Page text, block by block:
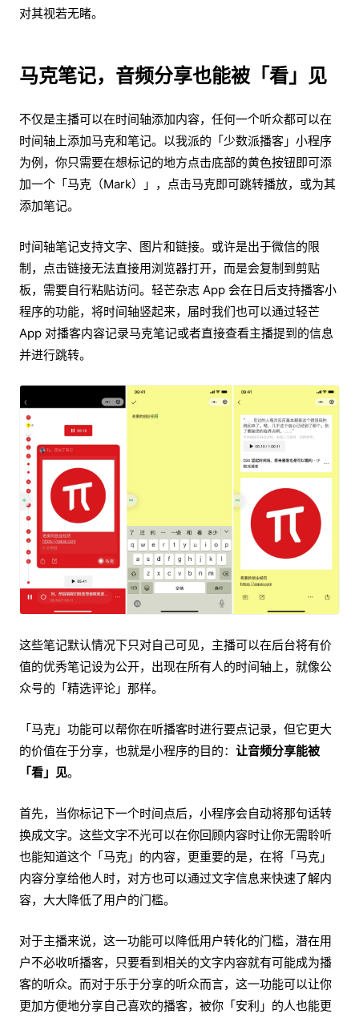
对其视若无睹。
马克笔记，音频分享也能被「看」见
不仅是主播可以在时间轴添加内容，任何一个听众都可以在
时间轴上添加马克和笔记。以我派的「少数派播客」小程序
为例，你只需要在想标记的地方点击底部的黄色按钮即可添
加一个「马克（Mark）」，点击马克即可跳转播放，或为其
添加笔记。
时间轴笔记支持文字、图片和链接。或许是出于微信的限
制，点击链接无法直接用浏览器打开，而是会复制到剪贴
板，需要自行粘贴访问。轻芒杂志 App 会在日后支持播客小
程序的功能，将时间轴竖起来，届时我们也可以通过轻芒
App 对播客内容记录马克笔记或者直接查看主播提到的信息
并进行跳转。
这些笔记默认情况下只对自己可见，主播可以在后台将有价
值的优秀笔记设为公开，出现在所有人的时间轴上，就像公
众号的「精选评论」那样。
「马克」功能可以帮你在听播客时进行要点记录，但它更大
的价值在于分享，也就是小程序的目的： 让音频分享能被
「看」见。
首先，当你标记下一个时间点后，小程序会自动将那句话转
换成文字。这些文字不光可以在你回顾内容时让你无需聆听
也能知道这个「马克」的内容，更重要的是，在将「马克」
内容分享给他人时，对方也可以通过文字信息来快速了解内
容，大大降低了用户的门槛。
对于主播来说，这一功能可以降低用户转化的门槛，潜在用
户不必收听播客，只要看到相关的文字内容就有可能成为播
客的听众。而对于乐于分享的听众而言，这一功能可以让你
更加方便地分享自己喜欢的播客，被你「安利」的人也能更